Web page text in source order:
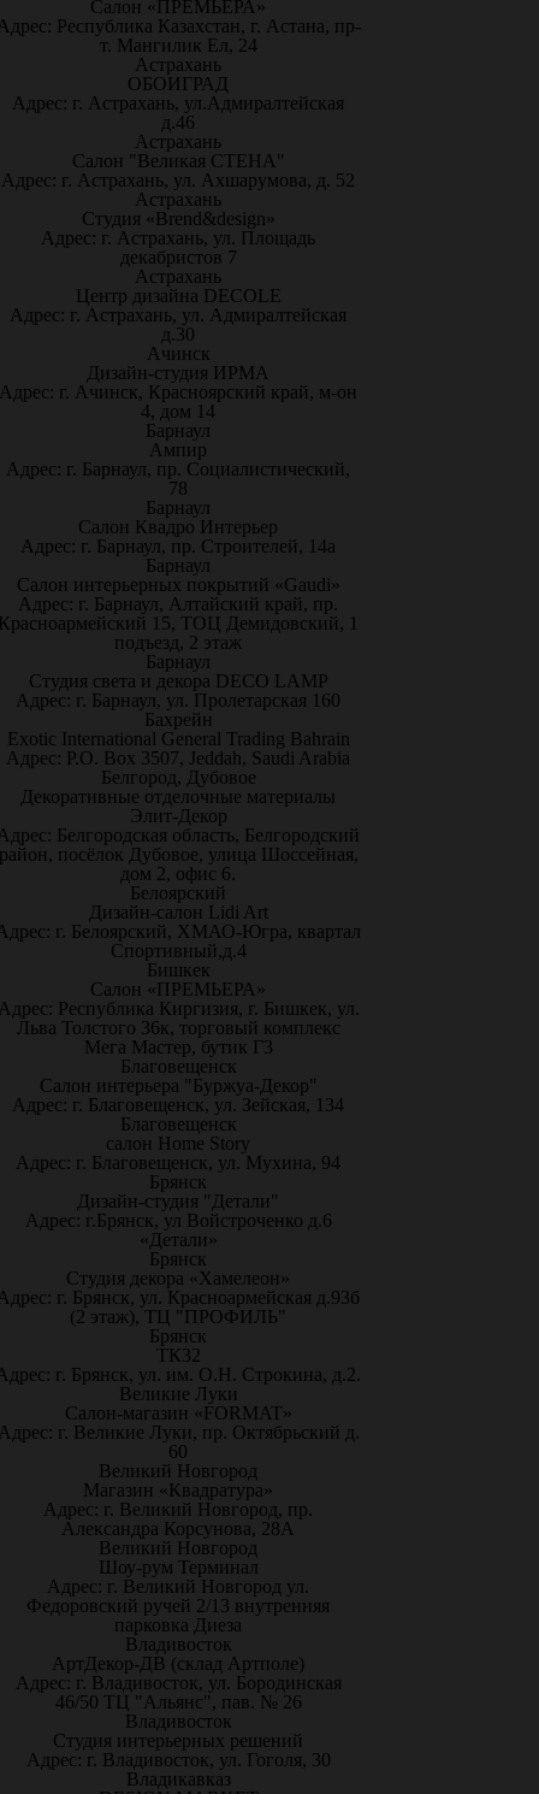
Салон «ПРЕМЬЕРА»
Республика Казахстан, г. Астана, пр-
т. Мангилик Ел, 24
Астрахань
ОБОИГРАД
Адрес: г. Астрахань, ул.Адмиралтейская
д.46
Астрахань
Салон "Великая СТЕНА"
Адрес: г. Астрахань, ул. Ахшарумова, д. 52
Астрахань
Студия «Brend&design»
Адрес: г. Астрахань, ул. Площадь
декабристов 7
Астрахань
Центр дизайна DECOLE
Адрес: г. Астрахань, ул. Адмиралтейская
д.30
Ачинск
Дизайн-студия ИРМА
Адрес: г. Ачинск, Красноярский край, м-он
4, дом 14
Барнаул
Ампир
Адрес: г. Барнаул, пр. Социалистический,
78
Барнаул
Салон Квадро Интерьер
Адрес: г. Барнаул, пр. Строителей, 14а
Барнаул
Салон интерьерных покрытий «Gaudi»
Адрес: г. Барнаул, Алтайский край, пр.
15, ТОЦ Демидовский, 1
подъезд, 2 этаж
Барнаул
Студия света и декора DECO LAMP
Адрес: г. Барнаул, ул. Пролетарская 160
Бахрейн
Exotic International General Trading Bahrain
Адрес: P.O. Box 3507, Jeddah, Saudi Arabia
Белгород, Дубовое
Декоративные отделочные материалы
Элит-Декор
Белгородская область, Белгородский
посёлок Дубовое, улица Шоссейная,
дом 2, офис 6.
Белоярский
Дизайн-салон Lidi Art
г. Белоярский, ХМАО-Югра, квартал
Спортивный,д.4
Бишкек
Салон «ПРЕМЬЕРА»
Республика Киргизия, г. Бишкек, ул.
Льва Толстого 36к, торговый комплекс
Мега Мастер, бутик Г3
Благовещенск
Салон интерьера "Буржуа-Декор"
Адрес: г. Благовещенск, ул. Зейская, 134
Благовещенск
салон Home Story
Адрес: г. Благовещенск, ул. Мухина, 94
Брянск
Дизайн-студия "Детали"
Адрес: г.Брянск, ул Войстроченко д.6
«Детали»
Брянск
Студия декора «Хамелеон»
г. Брянск, ул. Красноармейская д.93б
(2 этаж), ТЦ "ПРОФИЛЬ"
Брянск
ТК32
г. Брянск, ул. им. О.Н. Строкина, д.2.
Великие Луки
Салон-магазин «FORMAT»
г. Великие Луки, пр. Октябрьский д.
60
Великий Новгород
Магазин «Квадратура»
Адрес: г. Великий Новгород, пр.
Александра Корсунова, 28А
Великий Новгород
Шоу-рум Терминал
Адрес: г. Великий Новгород ул.
Федоровский ручей 2/13 внутренняя
парковка Диеза
Владивосток
АртДекор-ДВ (склад Артполе)
Адрес: г. Владивосток, ул. Бородинская
46/50 ТЦ "Альянс", пав. № 26
Владивосток
Студия интерьерных решений
Адрес: г. Владивосток, ул. Гоголя, 30
Владикавказ